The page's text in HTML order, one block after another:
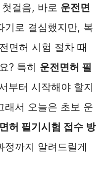
걸음, 바로 운전면
기로 결심했지만, 복
면허 시험 절차 때
? 특히 운전면허 필
부터 시작해야 할지
래서 오늘은 초보 운
허 필기시험 접수 방
정까지 알려드릴게